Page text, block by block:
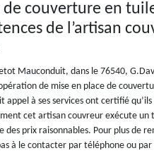
couverture en
de l’artisan
Mauconduit, dans le 76540,
de mise en place de
appel à ses services ont certifié
cet artisan couvreur exécute un
des prix raisonnables. Pour plus de
à le contacter par téléphone ou